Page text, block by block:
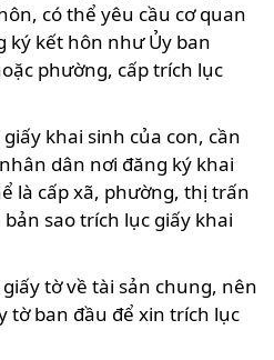
có thể yêu cầu cơ quan
ký kết hôn như Ủy ban
phường, cấp trích lục
khai sinh của con, cần
dân nơi đăng ký khai
là cấp xã, phường, thị trấn
sao trích lục giấy khai
tờ về tài sản chung, nên
tờ ban đầu để xin trích lục